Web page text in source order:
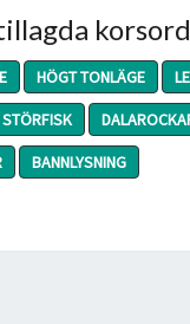
HÖGT TONLÄGE
STÖRFISK
BANNLYSNING